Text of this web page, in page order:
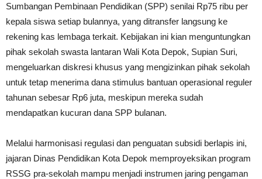
Sumbangan Pembinaan Pendidikan (SPP) senilai Rp75 ribu per
kepala siswa setiap bulannya, yang ditransfer langsung ke
rekening kas lembaga terkait. Kebijakan ini kian menguntungkan
pihak sekolah swasta lantaran Wali Kota Depok, Supian Suri,
mengeluarkan diskresi khusus yang mengizinkan pihak sekolah
untuk tetap menerima dana stimulus bantuan operasional reguler
tahunan sebesar Rp6 juta, meskipun mereka sudah
mendapatkan kucuran dana SPP bulanan.
Melalui harmonisasi regulasi dan penguatan subsidi berlapis ini,
jajaran Dinas Pendidikan Kota Depok memproyeksikan program
RSSG pra-sekolah mampu menjadi instrumen jaring pengaman